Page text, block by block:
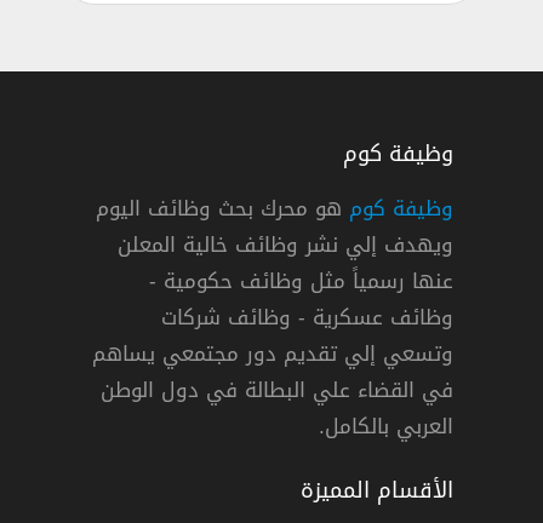
وظائف شركة وورلي بارسونز في قطر
شركة وورلي بارسونز
« قطر »
دوام كامل
وظيفة كوم
وظيفة كوم هو محرك بحث وظائف اليوم
ويهدف إلي نشر وظائف خالية المعلن
عنها رسمياً مثل وظائف حكومية -
وظائف عسكرية - وظائف شركات
وتسعي إلي تقديم دور مجتمعي يساهم
في القضاء علي البطالة في دول الوطن
العربي بالكامل.
الأقسام المميزة